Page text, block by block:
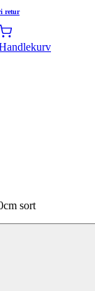
retur
sort